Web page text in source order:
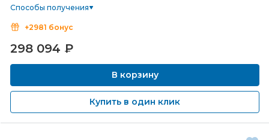
Способы получения
+2981 бонус
298 094 ₽
В корзину
Купить в один клик